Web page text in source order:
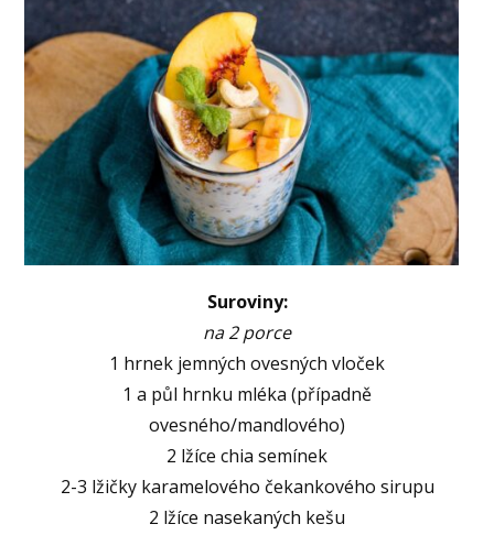
Suroviny:
na 2 porce
1 hrnek jemných ovesných vloček
1 a půl hrnku mléka (případně
ovesného/mandlového)
2 lžíce chia semínek
2-3 lžičky karamelového čekankového sirupu
2 lžíce nasekaných kešu